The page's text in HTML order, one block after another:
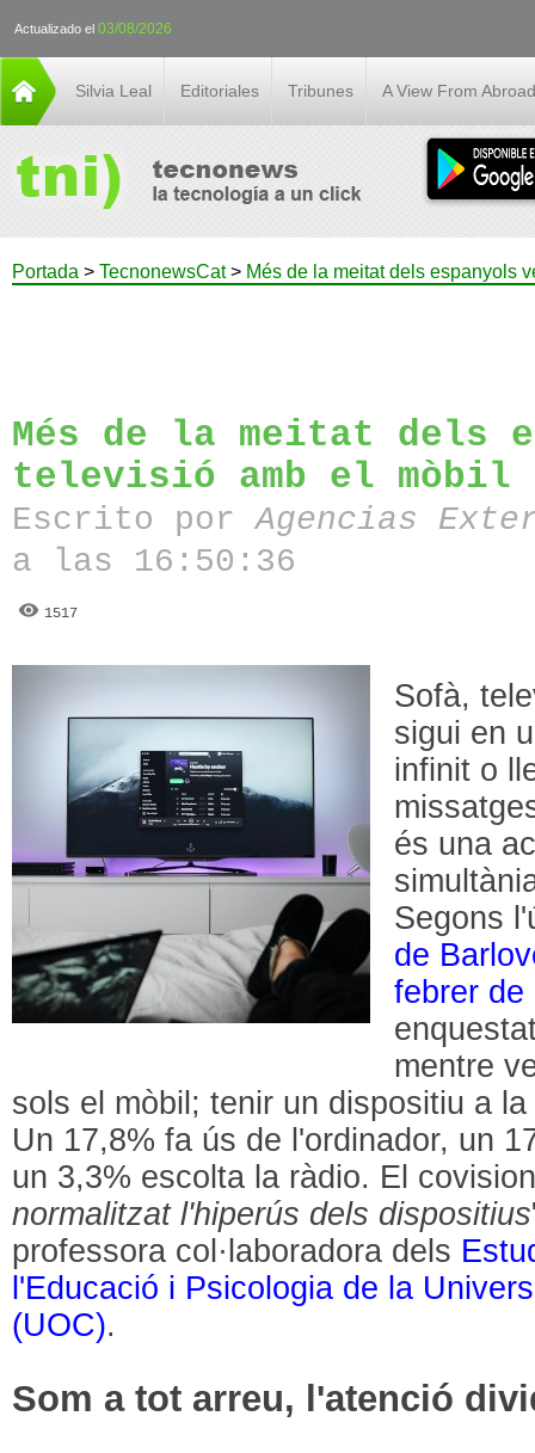
Actualizado el 03/08/2026
Silvia Leal Editoriales Tribunes A View From Abroad
Portada > TecnonewsCat > Més de la meitat dels espanyols
Més de la meitat dels
televisió amb el mòbil
Escrito porAgencias
a las 16:50:36
1517
Sofà,
sigui en
infinit o
és una
Segons
de
febrer de
mentre
sols el mòbil; tenir un dispositiu a
Un 17,8% fa ús de l'ordinador, un
un 3,3% escolta la ràdio. El
normalitzat l'hiperús dels dispositius
professora col·laboradora dels
l'Educació i Psicologia de la
(UOC).
Som a tot arreu, l'atenció